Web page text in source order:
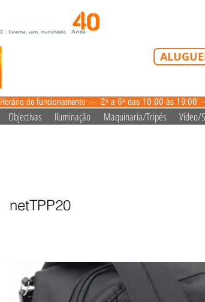
Horário de funcionamento --- 2ª a 6ª das 10:00 às
Objectivas Iluminação Maquinaria/Tripés Vídeo/
netTPP20